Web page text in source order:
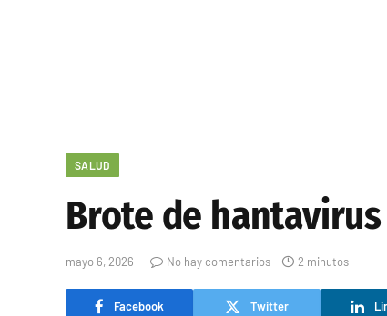
SALUD
Brote de
mayo 6, 2026 No hay comentarios 2 minutos
Facebook Twitter